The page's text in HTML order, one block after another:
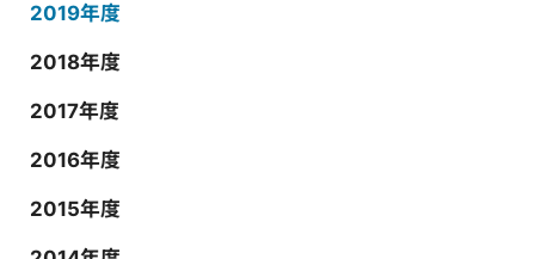
2019年度
2018年度
2017年度
2016年度
2015年度